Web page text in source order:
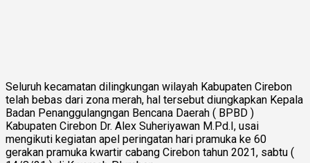
Seluruh kecamatan dilingkungan wilayah Kabupaten Cirebon
telah bebas dari zona merah, hal tersebut diungkapkan Kepala
Badan Penanggulangngan Bencana Daerah ( BPBD )
Kabupaten Cirebon Dr. Alex Suheriyawan M.Pd.I, usai
mengikuti kegiatan apel peringatan hari pramuka ke 60
gerakan pramuka kwartir cabang Cirebon tahun 2021, sabtu (